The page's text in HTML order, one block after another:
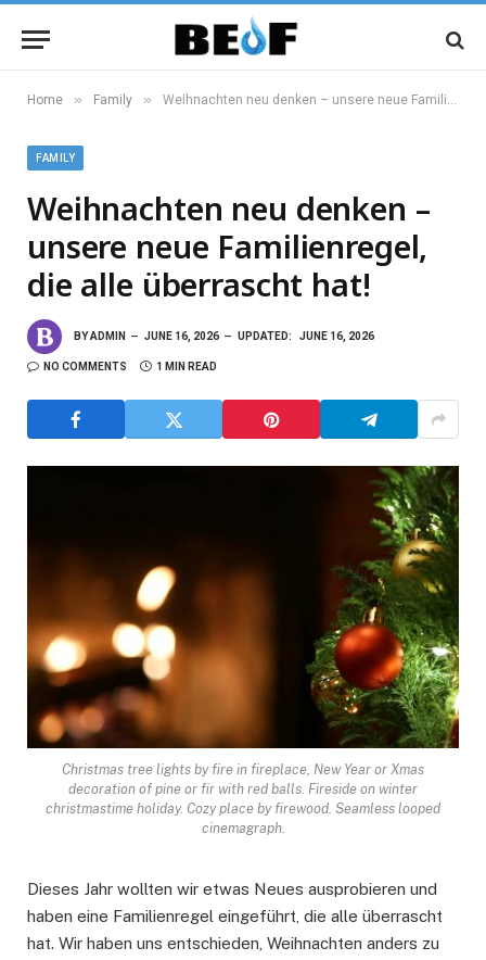
Home » Family » Weihnachten neu denken – unsere neue Familienregel, die alle überrascht hat!
FAMILY
Weihnachten neu denken –
unsere neue Familienregel,
die alle überrascht hat!
BYADMIN JUNE 16, 2026 UPDATED: JUNE 16, 2026
NO COMMENTS 1 MIN READ
Christmas tree lights by fire in fireplace, New Year or Xmas
decoration of pine or fir with red balls. Fireside on winter
christmastime holiday. Cozy place by firewood. Seamless looped
cinemagraph.
Dieses Jahr wollten wir etwas Neues ausprobieren und
haben eine Familienregel eingeführt, die alle überrascht
hat. Wir haben uns entschieden, Weihnachten anders zu